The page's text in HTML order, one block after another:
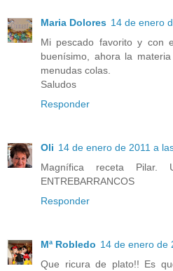
Maria Dolores 14 de enero
Mi pescado favorito y con
buenísimo, ahora la
menudas colas.
Saludos
Responder
Oli 14 de enero de 2011 a
Magnífica receta
ENTREBARRANCOS
Responder
Mª Robledo 14 de enero de
Que ricura de plato!! Es